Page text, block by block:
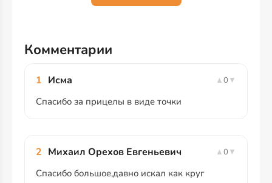
Комментарии
1 Исма ▲0 ▼
Спасибо за прицелы в виде точки
2 Михаил Орехов Евгеньевич ▲0 ▼
Спасибо большое,давно искал как круг